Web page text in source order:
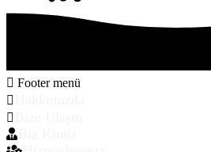
Footer menü